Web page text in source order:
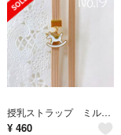
授乳ストラップ ミルクティー19
¥ 460